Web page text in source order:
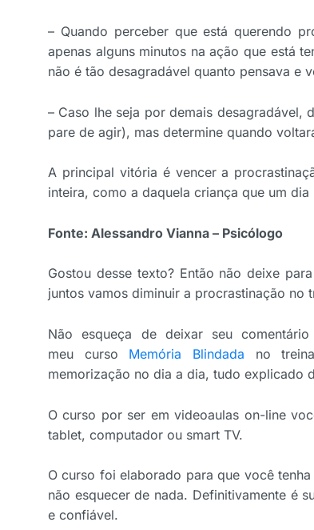
– Quando perceber que está querendo
apenas alguns minutos na ação que está
não é tão desagradável quanto pensava e
– Caso lhe seja por demais desagradável,
pare de agir), mas determine quando
A principal vitória é vencer a
inteira, como a daquela criança que um
Fonte: Alessandro Vianna – Psicólogo
Gostou desse texto? Então não deixe
juntos vamos diminuir a procrastinação no
Não esqueça de deixar seu
meu curso Memória Blindada no
memorização no dia a dia, tudo explicado
O curso por ser em videoaulas on-line
tablet, computador ou smart TV.
O curso foi elaborado para que você
não esquecer de nada. Definitivamente é
e confiável.